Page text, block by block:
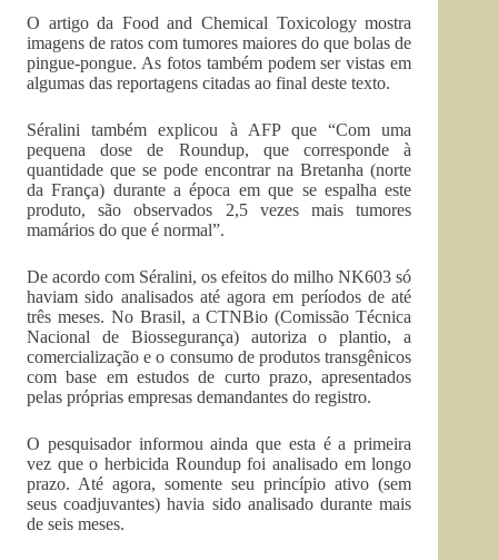
O artigo da Food and Chemical Toxicology mostra
imagens de ratos com tumores maiores do que bolas de
pingue-pongue. As fotos também podem ser vistas em
algumas das reportagens citadas ao final deste texto.
Séralini também explicou à AFP que “Com uma
pequena dose de Roundup, que corresponde à
quantidade que se pode encontrar na Bretanha (norte
da França) durante a época em que se espalha este
produto, são observados 2,5 vezes mais tumores
mamários do que é normal”.
De acordo com Séralini, os efeitos do milho NK603 só
haviam sido analisados até agora em períodos de até
três meses. No Brasil, a CTNBio (Comissão Técnica
Nacional de Biossegurança) autoriza o plantio, a
comercialização e o consumo de produtos transgênicos
com base em estudos de curto prazo, apresentados
pelas próprias empresas demandantes do registro.
O pesquisador informou ainda que esta é a primeira
vez que o herbicida Roundup foi analisado em longo
prazo. Até agora, somente seu princípio ativo (sem
seus coadjuvantes) havia sido analisado durante mais
de seis meses.